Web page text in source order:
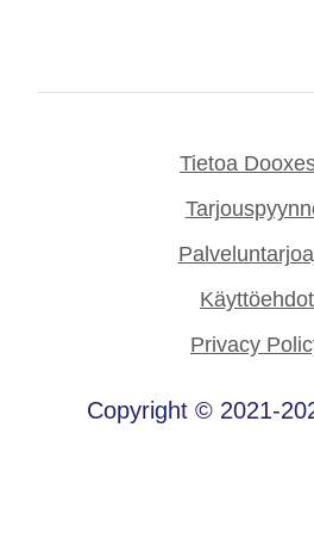
Tietoa
Käyttöehdot
Privacy
Copyright © 2021-